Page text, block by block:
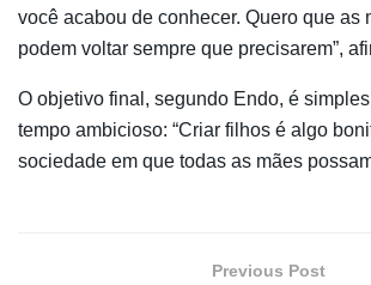
você acabou de conhecer. Quero que as
podem voltar sempre que precisarem”,
O objetivo final, segundo Endo, é
tempo ambicioso: “Criar filhos é algo
sociedade em que todas as mães
Previous Post